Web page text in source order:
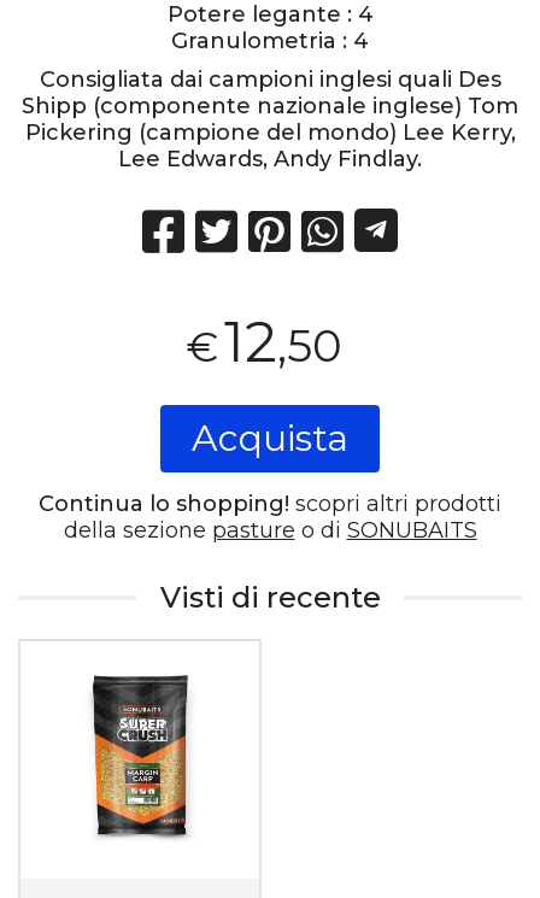
Potere legante : 4
Granulometria : 4
Consigliata dai campioni inglesi quali Des
Shipp (componente nazionale inglese) Tom
Pickering (campione del mondo) Lee Kerry,
Lee Edwards, Andy Findlay.
€12,50
Acquista
Continua lo shopping! scopri altri prodotti
della sezione pasture o di SONUBAITS
Visti di recente